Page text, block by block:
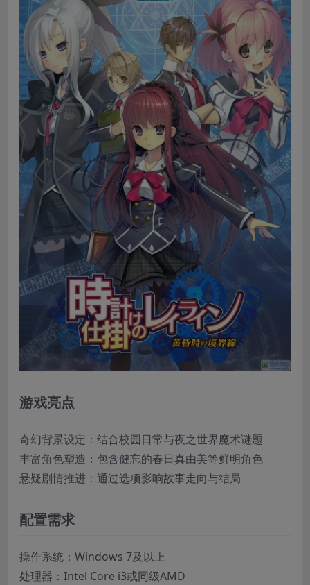
游戏亮点
奇幻背景设定：结合校园日常与夜之世界魔术谜题
丰富角色塑造：包含健忘的春日真由美等鲜明角色
悬疑剧情推进：通过选项影响故事走向与结局
配置需求
操作系统：Windows 7及以上
处理器：Intel Core i3或同级AMD